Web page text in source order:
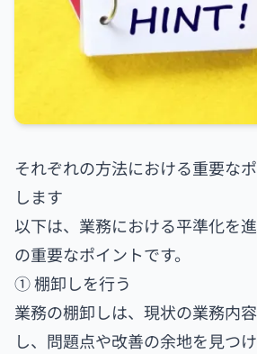
それぞれの方法における重要な
します
以下は、業務における平準化を
の重要なポイントです。
① 棚卸しを行う
業務の棚卸しは、現状の業務内
し、問題点や改善の余地を見つ